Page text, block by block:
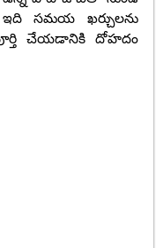
ఇది సమయ ఖర్చులను
చేయడానికి దోహదం